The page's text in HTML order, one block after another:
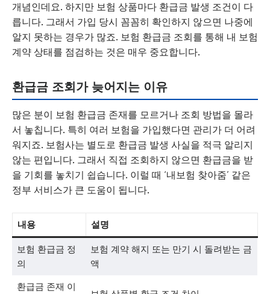
개념인데요. 하지만 보험 상품마다 환급금 발생 조건이 다
릅니다. 그래서 가입 당시 꼼꼼히 확인하지 않으면 나중에
알지 못하는 경우가 많죠. 보험 환급금 조회를 통해 내 보험
계약 상태를 점검하는 것은 매우 중요합니다.
환급금 조회가 늦어지는 이유
많은 분이 보험 환급금 존재를 모르거나 조회 방법을 몰라
서 놓칩니다. 특히 여러 보험을 가입했다면 관리가 더 어려
워지죠. 보험사는 별도로 환급금 발생 사실을 적극 알리지
않는 편입니다. 그래서 직접 조회하지 않으면 환급금을 받
을 기회를 놓치기 쉽습니다. 이럴 때 ‘내보험 찾아줌’ 같은
정부 서비스가 큰 도움이 됩니다.
내용 설명
보험 환급금 정
의
보험 계약 해지 또는 만기 시 돌려받는 금
액
환급금 존재 이